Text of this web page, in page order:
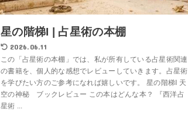
星の階梯I | 占星術の本棚
2026.06.11
この「占星術の本棚」では、私が所有している占星術関連
の書籍を、個人的な感想でレビューしていきます。占星術
を学びたい方のご参考になれば嬉しいです。 星の階梯I 天
空の神秘 ブックレビュー この本はどんな本？ 『西洋占
星術 ...